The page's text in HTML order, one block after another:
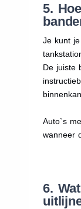
5.
Je kunt je
De juiste
Auto`s
wanneer
6.